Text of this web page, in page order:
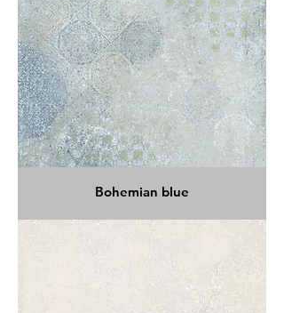
Bohemian blue